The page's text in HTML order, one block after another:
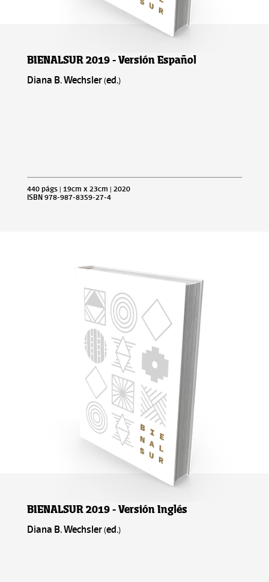
BIENALSUR 2019 - Versión Español
Diana B. Wechsler (ed.)
440 págs | 19cm x 23cm | 2020
ISBN 978-987-8359-27-4
BIENALSUR 2019 - Versión Inglés
Diana B. Wechsler (ed.)